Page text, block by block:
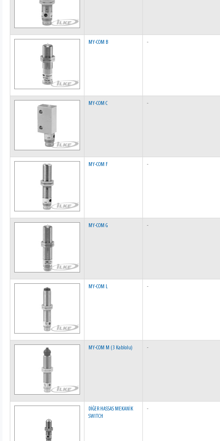
MY-COM B -
MY-COM C -
MY-COM F -
MY-COM G -
MY-COM L -
MY-COM M (3 Kablolu) -
DİĞER HASSAS MEKANİK
SWITCH
-